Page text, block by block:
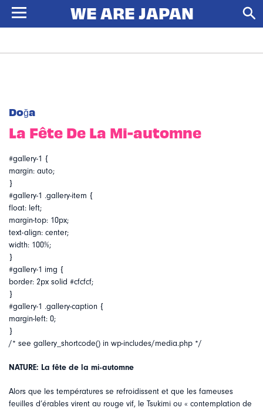
Doğa
La Fête De La Mi-automne
#gallery-1 {
margin: auto;
}
#gallery-1 .gallery-item {
float: left;
margin-top: 10px;
text-align: center;
width: 100%;
}
#gallery-1 img {
border: 2px solid #cfcfcf;
}
#gallery-1 .gallery-caption {
margin-left: 0;
}
/* see gallery_shortcode() in wp-includes/media.php */
NATURE: La fête de la mi-automne
Alors que les températures se refroidissent et que les fameuses
feuilles d’érables virent au rouge vif, le Tsukimi ou « contemplation de